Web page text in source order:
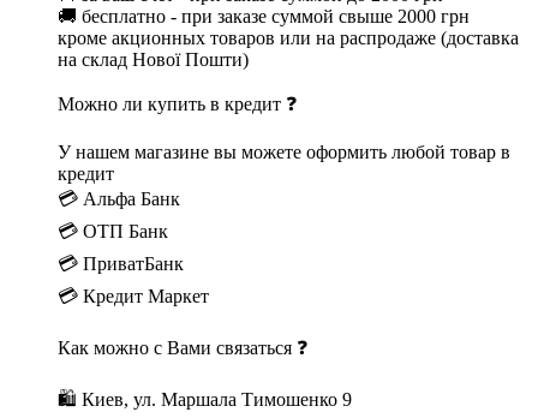
🚚 бесплатно - при заказе суммой свыше 2000 грн
кроме акционных товаров или на распродаже (доставка
на склад Нової Пошти)
Можно ли купить в кредит ❓
У нашем магазине вы можете оформить любой товар в
кредит
💳 Альфа Банк
💳 ОТП Банк
💳 ПриватБанк
💳 Кредит Маркет
Как можно с Вами связаться ❓
🛍 Киев, ул. Маршала Тимошенко 9